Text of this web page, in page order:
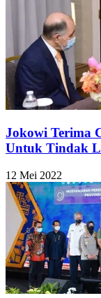
Jokowi Terima
Untuk Tindak
12 Mei 2022